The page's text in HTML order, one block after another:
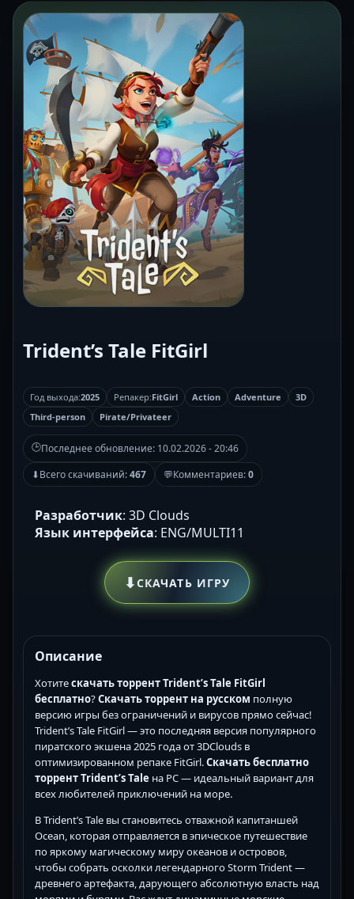
Trident’s Tale FitGirl
Год выхода:2025 Репакер:FitGirl Action Adventure
3D
Third-person
Pirate/Privateer
🕒Последнее обновление: 10.02.2026 - 20:46
⬇Всего скачиваний:467 💬Комментариев:0
Разработчик: 3D Clouds
Язык интерфейса: ENG/MULTI11
⬇СКАЧАТЬ ИГРУ
Описание
Хотитескачать торрент Trident’s Tale FitGirl
бесплатно?Скачать торрент на русском полную
версию игры без ограничений и вирусов прямо сейчас!
Trident’s Tale FitGirl — это последняя версия популярного
пиратского экшена 2025 года от 3DClouds в
оптимизированном репаке FitGirl.Скачать бесплатно
торрент Trident’s Tale на PC — идеальный вариант для
всех любителей приключений на море.
В Trident’s Tale вы становитесь отважной капитаншей
Ocean, которая отправляется в эпическое путешествие
по яркому магическому миру океанов и островов,
чтобы собрать осколки легендарного Storm Trident —
древнего артефакта, дарующего абсолютную власть над